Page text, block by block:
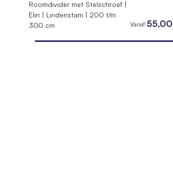
Roomdivider met Stelschroef |
Elin | Lindenstam | 200 t/m
300 cm
Vanaf 55,00